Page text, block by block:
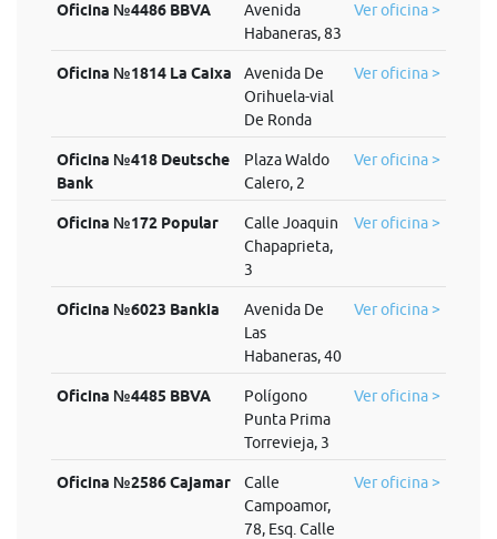
Oficina №4486 BBVA
Avenida
Habaneras, 83
Ver oficina >
Oficina №1814 La Caixa
Avenida De
Orihuela-vial
De Ronda
Ver oficina >
Oficina №418 Deutsche
Bank
Plaza Waldo
Calero, 2
Ver oficina >
Oficina №172 Popular
Calle Joaquin
Chapaprieta,
3
Ver oficina >
Oficina №6023 Bankia
Avenida De
Las
Habaneras, 40
Ver oficina >
Oficina №4485 BBVA
Polígono
Punta Prima
Torrevieja, 3
Ver oficina >
Oficina №2586 Cajamar
Calle
Campoamor,
78, Esq. Calle
Ver oficina >